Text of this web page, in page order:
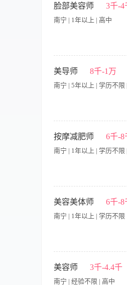
建立贵宾及常客档案，了
表与每月总结报表。 6、
者优先考虑； 3、良好的
脸部美容师 3千-4
南宁 | 1年以上 | 高中
描述： 1. 为客户提供专业
等）； 4. 维护客户档案
护理工作经验（熟手优先
美导师 8千-1万
南宁 | 5年以上 | 学历不限
巧的培训与带教，提升团
品及服务的意见，协助优
新品内测，确保掌握最新
行美容趋势有敏锐洞察力
按摩减肥师 6千-8
南宁 | 1年以上 | 学历不限
案，追踪调理进度，及时
信任关系。 5、积极参与
年龄30至45岁，身体健康
美容美体师 6千-8
南宁 | 1年以上 | 学历不限
作规范执行服务流程，确
器具的清洁卫生，遵守店
美容师 3千-4.4千
南宁 | 经验不限 | 高中